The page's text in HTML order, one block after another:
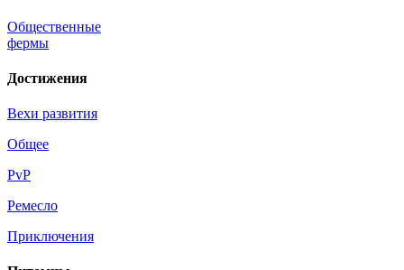
Общественные
фермы
Достижения
Вехи развития
Общее
PvP
Ремесло
Приключения